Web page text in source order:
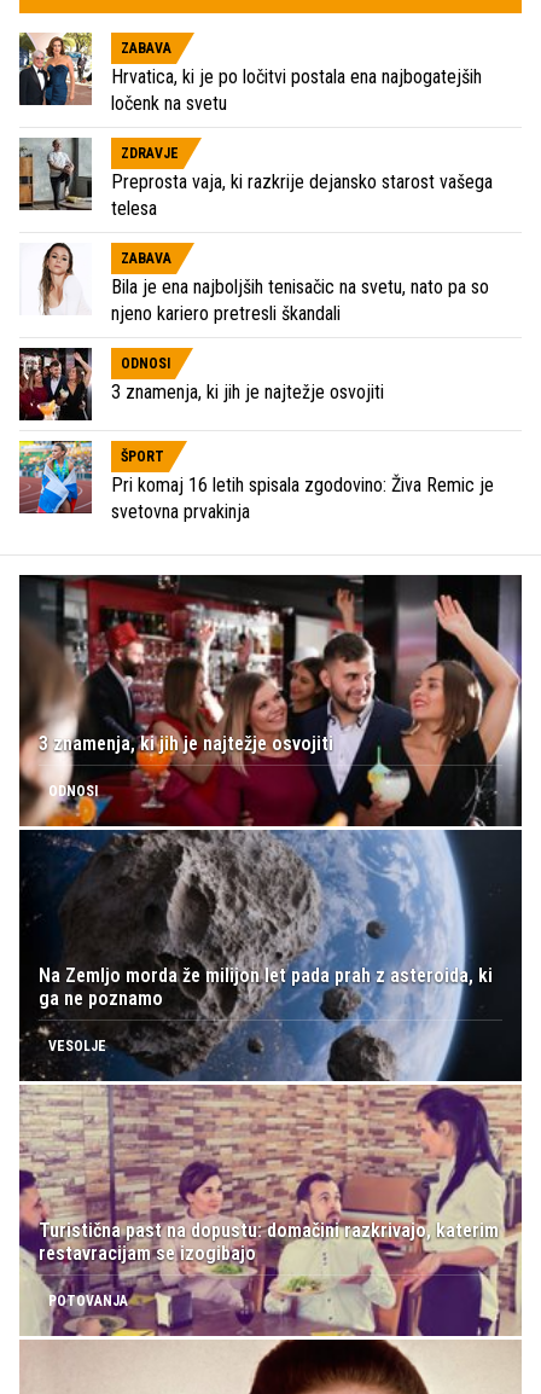
ZABAVA
Hrvatica, ki je po ločitvi postala ena najbogatejših
ločenk na svetu
ZDRAVJE
Preprosta vaja, ki razkrije dejansko starost vašega
telesa
ZABAVA
Bila je ena najboljših tenisačic na svetu, nato pa so
njeno kariero pretresli škandali
ODNOSI
3 znamenja, ki jih je najtežje osvojiti
ŠPORT
Pri komaj 16 letih spisala zgodovino: Živa Remic je
svetovna prvakinja
3 znamenja, ki jih je najtežje osvojiti
ODNOSI
Na Zemljo morda že milijon let pada prah z asteroida, ki
ga ne poznamo
VESOLJE
Turistična past na dopustu: domačini razkrivajo, katerim
restavracijam se izogibajo
POTOVANJA